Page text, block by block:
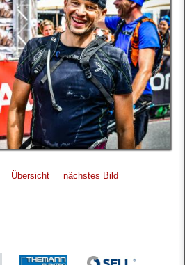
Übersicht nächstes Bild